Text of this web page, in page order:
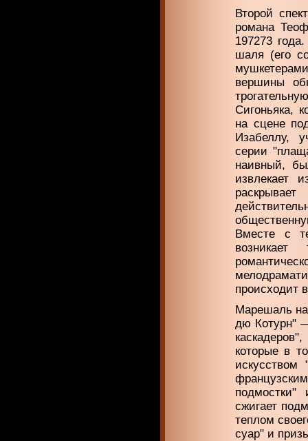
Второй
романа
197273
шаля (его
вершины
Сигоньяка,
на сцене
Изабеллу,
серии
наивный,
извлекает
Вместе с
происходит
Марешаль
дю Котурн"
которые в
искусством
сжигает
теплом
суар" и